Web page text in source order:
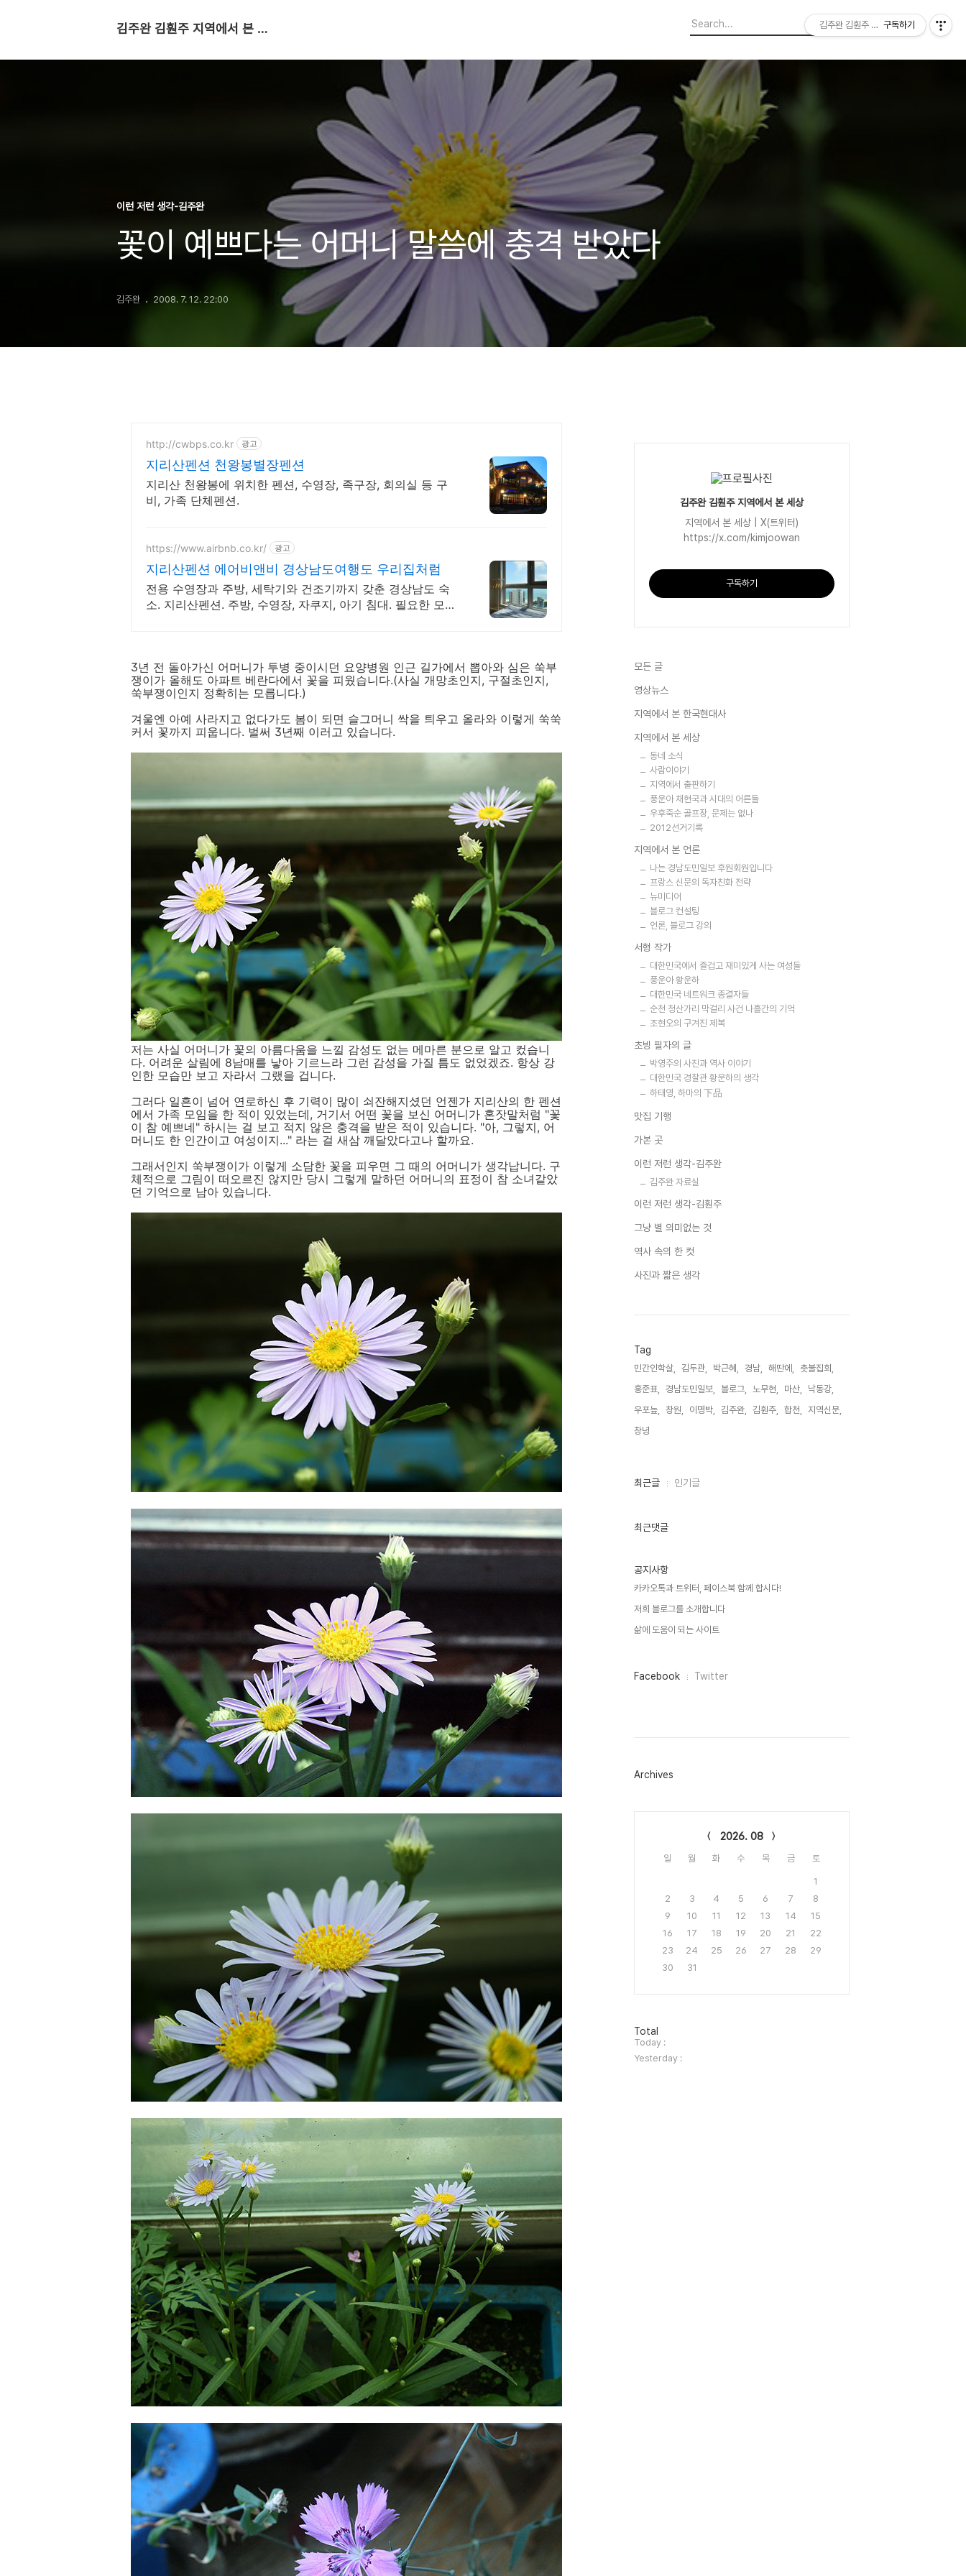
김주완 김훤주 지역에서 본 세상
이런 저런 생각-김주완
꽃이 예쁘다는 어머니 말씀에 충격 받았다
김주완 2008. 7. 12. 22:00
http://cwbps.co.kr 광고
지리산펜션 천왕봉별장펜션
지리산 천왕봉에 위치한 펜션, 수영장, 족구장, 회의실 등 구
비, 가족 단체펜션.
https://www.airbnb.co.kr/ 광고
지리산펜션 에어비앤비 경상남도여행도 우리집처럼
전용 수영장과 주방, 세탁기와 건조기까지 갖춘 경상남도 숙
소. 지리산펜션. 주방, 수영장, 자쿠지, 아기 침대. 필요한 모든
3년 전 돌아가신 어머니가 투병 중이시던 요양병원 인근 길가에서 뽑아와 심은 쑥부
쟁이가 올해도 아파트 베란다에서 꽃을 피웠습니다.(사실 개망초인지, 구절초인지,
쑥부쟁이인지 정확히는 모릅니다.)
겨울엔 아예 사라지고 없다가도 봄이 되면 슬그머니 싹을 틔우고 올라와 이렇게 쑥쑥
커서 꽃까지 피웁니다. 벌써 3년째 이러고 있습니다.
저는 사실 어머니가 꽃의 아름다움을 느낄 감성도 없는 메마른 분으로 알고 컸습니
다. 어려운 살림에 8남매를 낳아 기르느라 그런 감성을 가질 틈도 없었겠죠. 항상 강
인한 모습만 보고 자라서 그랬을 겁니다.
그러다 일흔이 넘어 연로하신 후 기력이 많이 쇠잔해지셨던 언젠가 지리산의 한 펜션
에서 가족 모임을 한 적이 있었는데, 거기서 어떤 꽃을 보신 어머니가 혼잣말처럼 "꽃
이 참 예쁘네" 하시는 걸 보고 적지 않은 충격을 받은 적이 있습니다. "아, 그렇지, 어
머니도 한 인간이고 여성이지..." 라는 걸 새삼 깨달았다고나 할까요.
그래서인지 쑥부쟁이가 이렇게 소담한 꽃을 피우면 그 때의 어머니가 생각납니다. 구
체적으로 그림이 떠오르진 않지만 당시 그렇게 말하던 어머니의 표정이 참 소녀같았
던 기억으로 남아 있습니다.
김주완 김훤주 지역에서 본 세상
지역에서 본 세상 | X(트위터)
https://x.com/kimjoowan
구독하기
모든 글
영상뉴스
지역에서 본 한국현대사
지역에서 본 세상
동네 소식
사람이야기
지역에서 출판하기
풍운아 채현국과 시대의 어른들
우후죽순 골프장, 문제는 없나
2012선거기록
지역에서 본 언론
나는 경남도민일보 후원회원입니다
프랑스 신문의 독자친화 전략
뉴미디어
블로그 컨설팅
언론, 블로그 강의
서형 작가
대한민국에서 즐겁고 재미있게 사는 여성들
풍운아 황운하
대한민국 네트워크 종결자들
순천 청산가리 막걸리 사건 나흘간의 기억
조현오의 구겨진 제복
초빙 필자의 글
박영주의 사진과 역사 이야기
대한민국 경찰관 황운하의 생각
하태영, 하마의 下品
맛집 기행
가본 곳
이런 저런 생각-김주완
김주완 자료실
이런 저런 생각-김훤주
그냥 별 의미없는 것
역사 속의 한 컷
사진과 짧은 생각
Tag
민간인학살, 김두관, 박근혜, 경남, 해딴에,
촛불집회,
홍준표,
경남도민일보, 블로그, 노무현, 마산,
낙동강,
우포늪,
창원, 이명박, 김주완, 김훤주, 합천,
지역신문,
창녕,
최
인
최근글 인기글
최근댓글
공지사항
카카오톡과 트위터, 페이스북 함께 합시다!
저희 블로그를 소개합니다
삶에 도움이 되는 사이트
페
그
Facebook Twitter
Archives
2026. 08
일 월 화 수 목 금 토
1
2
3 4 5 6 7
8
9
10 11 12 13 14
15
16
17 18 19 20 21
22
23
24 25 26 27 28
29
30
31
방
문
자
수
Total
Today :
Yesterday :
김주완 김훤주 지역에서 본 세상
구독하기